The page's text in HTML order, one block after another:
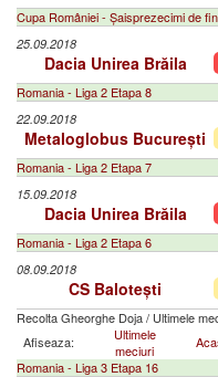
Cupa României - Șaisprezecimi de
25.09.2018
Dacia Unirea Brăila
Romania - Liga 2 Etapa 8
22.09.2018
Metaloglobus București
Romania - Liga 2 Etapa 7
15.09.2018
Dacia Unirea Brăila
Romania - Liga 2 Etapa 6
08.09.2018
CS Balotești
Recolta Gheorghe Doja/ Ultimele
Afiseaza:
Ultimele
meciuri
Romania - Liga 3 Etapa 16